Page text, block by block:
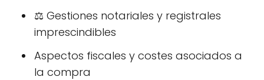
⚖️ Gestiones notariales y registrales
imprescindibles
Aspectos fiscales y costes asociados a
la compra